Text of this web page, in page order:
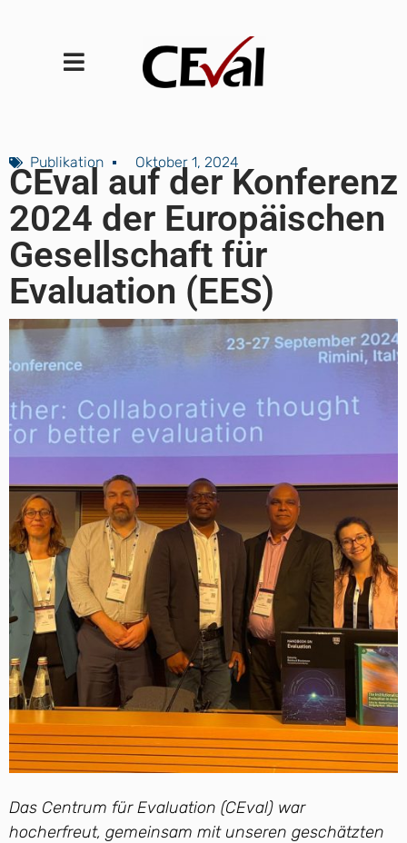
Publikation Oktober 1, 2024
CEval auf der Konferenz
2024 der Europäischen
Gesellschaft für
Evaluation (EES)
Das Centrum für Evaluation (CEval) war
hocherfreut, gemeinsam mit unseren geschätzten